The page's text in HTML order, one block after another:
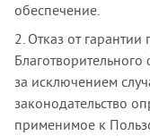
обеспечение.
2. Отказ от
за исключением
законодательство
применимое к